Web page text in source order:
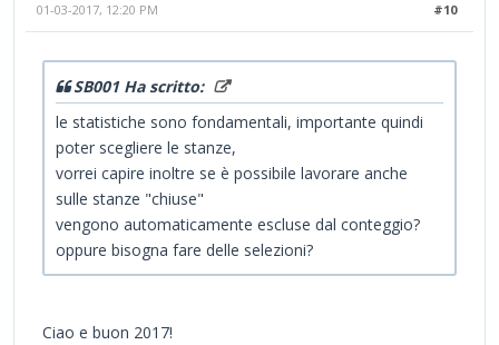
#10
01-03-2017, 12:20 PM
SB001 Ha scritto:
le statistiche sono fondamentali, importante quindi
poter scegliere le stanze,
vorrei capire inoltre se è possibile lavorare anche
sulle stanze "chiuse"
vengono automaticamente escluse dal conteggio?
oppure bisogna fare delle selezioni?
Ciao e buon 2017!